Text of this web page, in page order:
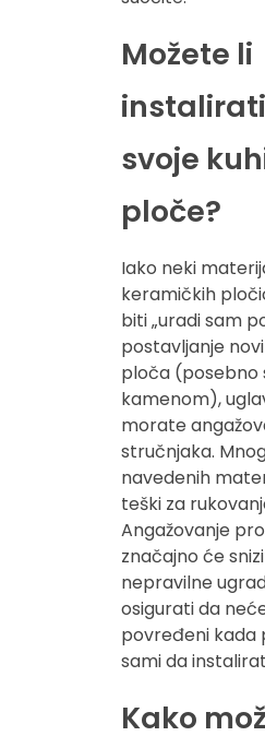
Možete li
svoje
ploče?
Iako neki
keramičkih
biti „uradi sam
postavljanje
ploča (posebno
kamenom),
morate
stručnjaka.
navedenih
teški za
Angažovanje
značajno će
nepravilne
osigurati da
povređeni kada
sami da
Kako